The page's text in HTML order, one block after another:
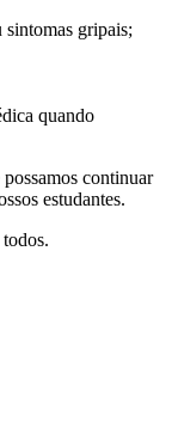
sintomas gripais;
quando
continuar
estudantes.